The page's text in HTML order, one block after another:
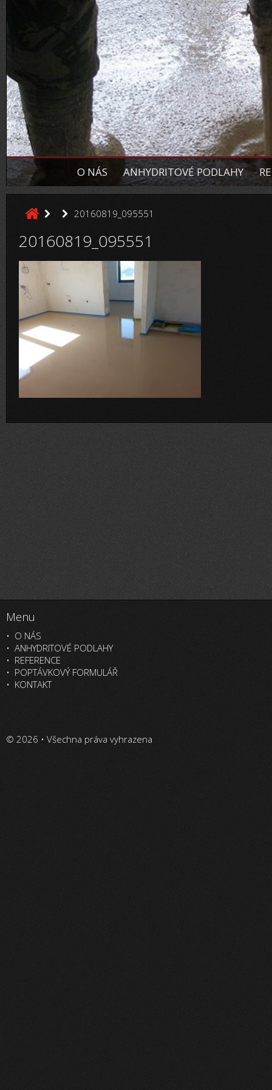
O NÁS ANHYDRITOVÉ PODLAHY
20160819_095551
20160819_095551
Menu
O NÁS
ANHYDRITOVÉ PODLAHY
REFERENCE
POPTÁVKOVÝ FORMULÁŘ
KONTAKT
© 2026 • Všechna práva vyhrazena